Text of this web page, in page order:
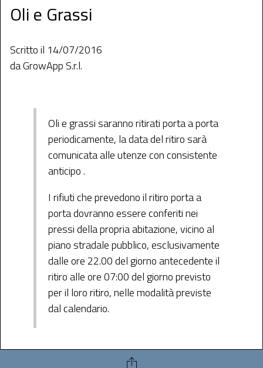
Oli e Grassi
Scritto il 14/07/2016
da GrowApp S.r.l.
Oli e grassi saranno ritirati porta a porta
periodicamente, la data del ritiro sarà
comunicata alle utenze con consistente
anticipo .
I rifiuti che prevedono il ritiro porta a
porta dovranno essere conferiti nei
pressi della propria abitazione, vicino al
piano stradale pubblico, esclusivamente
dalle ore 22.00 del giorno antecedente il
ritiro alle ore 07:00 del giorno previsto
per il loro ritiro, nelle modalità previste
dal calendario.